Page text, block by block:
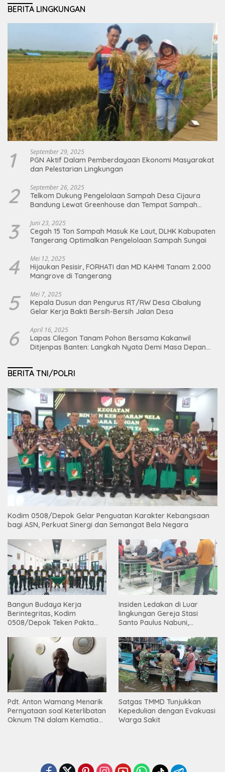
BERITA LINGKUNGAN
1 September 29, 2025
PGN Aktif Dalam Pemberdayaan Ekonomi Masyarakat
dan Pelestarian Lingkungan
2 September 26, 2025
Telkom Dukung Pengelolaan Sampah Desa Cijaura
Bandung Lewat Greenhouse dan Tempat Sampah
3 Juni 23, 2025
Cegah 15 Ton Sampah Masuk Ke Laut, DLHK Kabupaten
Tangerang Optimalkan Pengelolaan Sampah Sungai
4 Mei 12, 2025
Hijaukan Pesisir, FORHATI dan MD KAHMI Tanam 2.000
Mangrove di Tangerang
5 Mei 7, 2025
Kepala Dusun dan Pengurus RT/RW Desa Cibalung
Gelar Kerja Bakti Bersih-Bersih Jalan Desa
6 April 16, 2025
Lapas Cilegon Tanam Pohon Bersama Kakanwil
Ditjenpas Banten: Langkah Nyata Demi Masa Depan
BERITA TNI/POLRI
Kodim 0508/Depok Gelar Penguatan Karakter Kebangsaan
bagi ASN, Perkuat Sinergi dan Semangat Bela Negara
Bangun Budaya Kerja
Berintegritas, Kodim
0508/Depok Teken Pakta
Insiden Ledakan di Luar
lingkungan Gereja Stasi
Santo Paulus Nabuni,
Pdt. Anton Wamang Menarik
Pernyataan soal Keterlibatan
Oknum TNI dalam Kematian
Satgas TMMD Tunjukkan
Kepedulian dengan Evakuasi
Warga Sakit